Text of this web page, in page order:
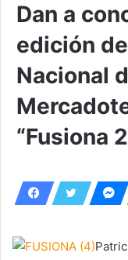
Dan a
edición
Nacional
“Fusiona